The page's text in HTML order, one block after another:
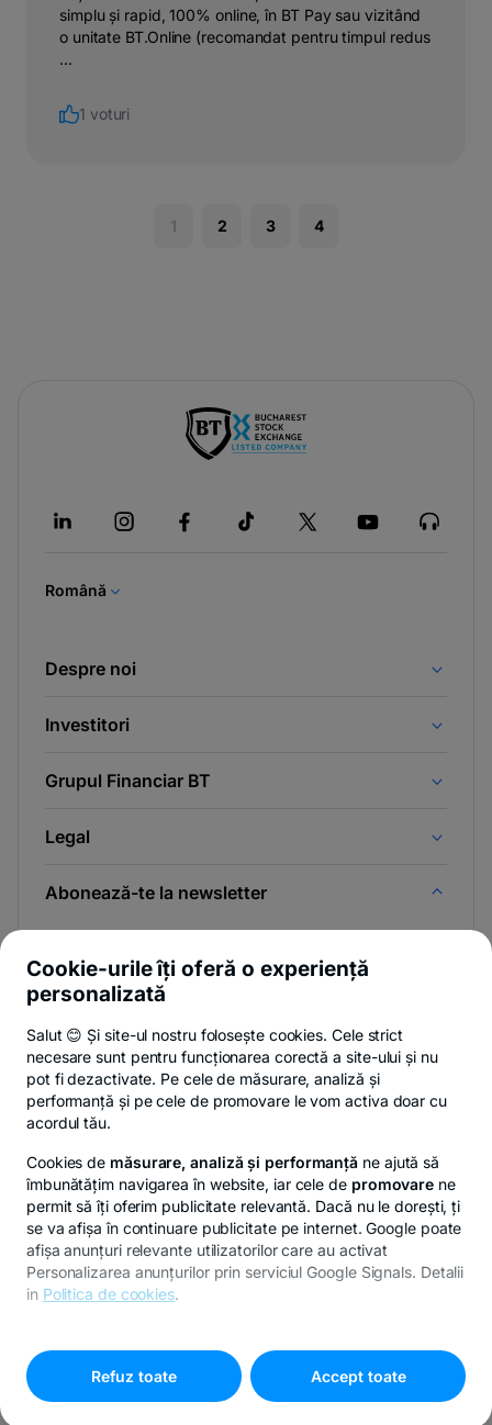
simplu și rapid, 100% online, în BT Pay sau vizitând
o unitate BT.Online (recomandat pentru timpul redus
...
1 voturi
1 2 3 4
a
Română
Despre noi
Investitori
Grupul Financiar BT
Legal
Abonează-te la newsletter
Poți renunța oricând,vezi detalii-
opens
in
a
.
Privacy Hub - opens in a new tab
Politica de confidențialitate- opens in a new
Politica de cookies
© Copyright 2026 Banca Transilvania. Toate drepturile
rezervate.
-
opens
Cookie-urile îți oferă o experiență
personalizată
Salut 😊 Și site-ul nostru folosește cookies. Cele strict
necesare sunt pentru funcționarea corectă a site-ului și nu
pot fi dezactivate. Pe cele de măsurare, analiză și
performanță și pe cele de promovare le vom activa doar cu
acordul tău.
Cookies de măsurare, analiză și performanță ne ajută să
îmbunătățim navigarea în website, iar cele de promovare ne
permit să îți oferim publicitate relevantă. Dacă nu le dorești, ți
se va afișa în continuare publicitate pe internet. Google poate
afișa anunțuri relevante utilizatorilor care au activat
Personalizarea anunțurilor prin serviciul Google Signals. Detalii
in Politica de cookies.
cookies"
Refuz toate
Accept toate